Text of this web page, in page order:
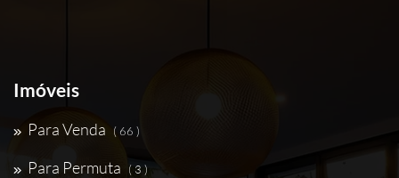
Imóveis
Para Venda ( 66 )
Para Permuta ( 3 )